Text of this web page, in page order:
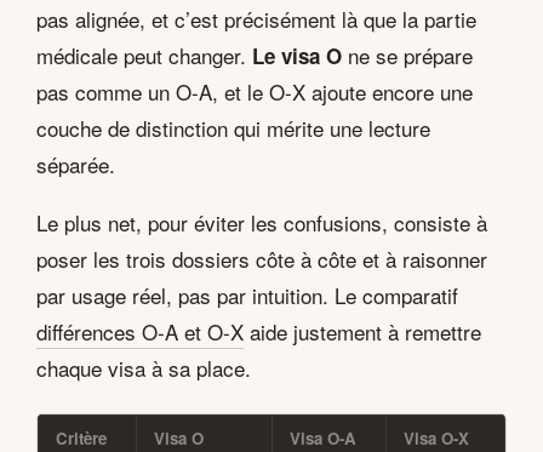
pas alignée, et c’est précisément là que la partie
médicale peut changer. Le visa O ne se prépare
pas comme un O-A, et le O-X ajoute encore une
couche de distinction qui mérite une lecture
séparée.
Le plus net, pour éviter les confusions, consiste à
poser les trois dossiers côte à côte et à raisonner
par usage réel, pas par intuition. Le comparatif
différences O-A et O-X aide justement à remettre
chaque visa à sa place.
Critère Visa O Visa O-A
Visa O-X